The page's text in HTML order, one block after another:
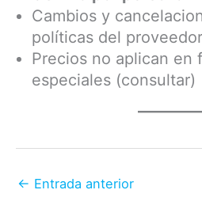
Cambios y
políticas del proveedor
Precios no aplican en
especiales (consultar)
← Entrada anterior